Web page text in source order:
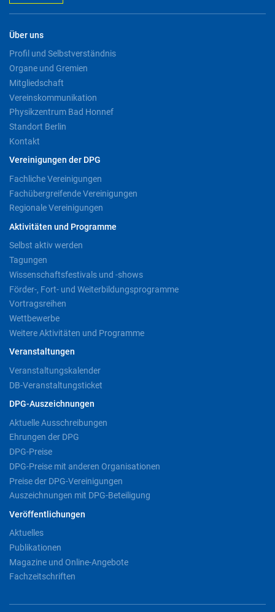
Über uns
Profil und Selbstverständnis
Organe und Gremien
Mitgliedschaft
Vereinskommunikation
Physikzentrum Bad Honnef
Standort Berlin
Kontakt
Vereinigungen der DPG
Fachliche Vereinigungen
Fachübergreifende Vereinigungen
Regionale Vereinigungen
Aktivitäten und Programme
Selbst aktiv werden
Tagungen
Wissenschaftsfestivals und -shows
Förder-, Fort- und Weiterbildungsprogramme
Vortragsreihen
Wettbewerbe
Weitere Aktivitäten und Programme
Veranstaltungen
Veranstaltungskalender
DB-Veranstaltungsticket
DPG-Auszeichnungen
Aktuelle Ausschreibungen
Ehrungen der DPG
DPG-Preise
DPG-Preise mit anderen Organisationen
Preise der DPG-Vereinigungen
Auszeichnungen mit DPG-Beteiligung
Veröffentlichungen
Aktuelles
Publikationen
Magazine und Online-Angebote
Fachzeitschriften